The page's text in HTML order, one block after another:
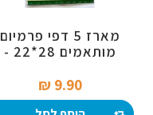
מארז 5 דפי פרמיום
מותאמים 28*22 -
9.90 ₪‎